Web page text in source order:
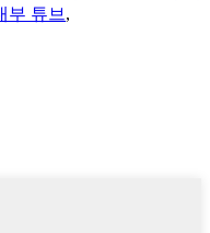
부 튜브,